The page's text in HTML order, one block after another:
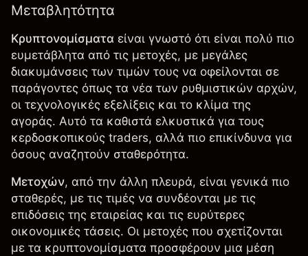
Μεταβλητότητα
Κρυπτονομίσματα είναι γνωστό ότι είναι πολύ πιο
ευμετάβλητα από τις μετοχές, με μεγάλες
διακυμάνσεις των τιμών τους να οφείλονται σε
παράγοντες όπως τα νέα των ρυθμιστικών αρχών,
οι τεχνολογικές εξελίξεις και το κλίμα της
αγοράς. Αυτό τα καθιστά ελκυστικά για τους
κερδοσκοπικούς traders, αλλά πιο επικίνδυνα για
όσους αναζητούν σταθερότητα.
Μετοχών, από την άλλη πλευρά, είναι γενικά πιο
σταθερές, με τις τιμές να συνδέονται με τις
επιδόσεις της εταιρείας και τις ευρύτερες
οικονομικές τάσεις. Οι μετοχές που σχετίζονται
με τα κρυπτονομίσματα προσφέρουν μια μέση